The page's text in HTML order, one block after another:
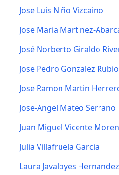
Jose Luis Niño Vizcaino
Jose Maria Martinez-
José Norberto Giraldo
Jose Pedro Gonzalez Rubio
Jose Ramon Martin
Jose-Angel Mateo Serrano
Juan Miguel Vicente
Julia Villafruela Garcia
Laura Javaloyes Hernandez